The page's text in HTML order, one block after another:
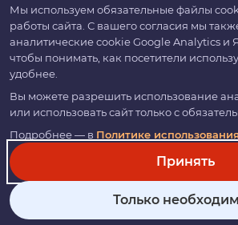
Мы используем обязательные файлы
работы сайта. С вашего согласия мы
аналитические cookie Google Analytics и
чтобы понимать, как посетители
удобнее.
Вы можете разрешить использование
или использовать сайт только с
Подробнее — в Политике
Принять
Только